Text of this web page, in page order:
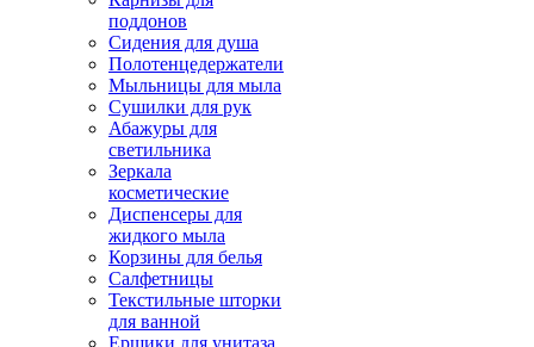
поддонов
Сидения для душа
Полотенцедержатели
Мыльницы для мыла
Сушилки для рук
Абажуры для
светильника
Зеркала
косметические
Диспенсеры для
жидкого мыла
Корзины для белья
Салфетницы
Текстильные шторки
для ванной
Ершики для унитаза